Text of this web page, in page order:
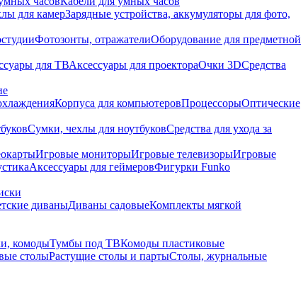
для камерЗарядные устройства, аккумуляторы для фото,
Фотозонты, отражателиОборудование для предметной
для ТВАксессуары для проектораОчки 3DСредства
Корпуса для компьютеровПроцессорыОптические
Сумки, чехлы для ноутбуковСредства для ухода за
Игровые мониторыИгровые телевизорыИгровые
Аксессуары для геймеровФигурки Funko
диваныДиваны садовыеКомплекты мягкой
комодыТумбы под ТВКомоды пластиковые
столыРастущие столы и партыСтолы, журнальные